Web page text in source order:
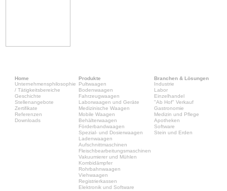
Home
Unternehmensphilosophie
/ Tätigkeitsbereiche
Geschichte
Stellenangebote
Zertifikate
Referenzen
Downloads
Produkte
Pultwaagen
Bodenwaagen
Fahrzeugwaagen
Laborwaagen und Geräte
Medizinische Waagen
Mobile Waagen
Behälterwaagen
Förderbandwaagen
Spezial- und Dosierwaagen
Ladenwaagen
Aufschnittmaschinen
Fleischbearbeitungsmaschinen
Vakuumierer und Mühlen
Kombidämpfer
Rohrbahnwaagen
Viehwaagen
Registrierkassen
Elektronik und Software
Branchen & Lösungen
Industrie
Labor
Einzelhandel
"Ab Hof" Verkauf
Gastronomie
Medizin und Pflege
Apotheken
Software
Stein und Erden